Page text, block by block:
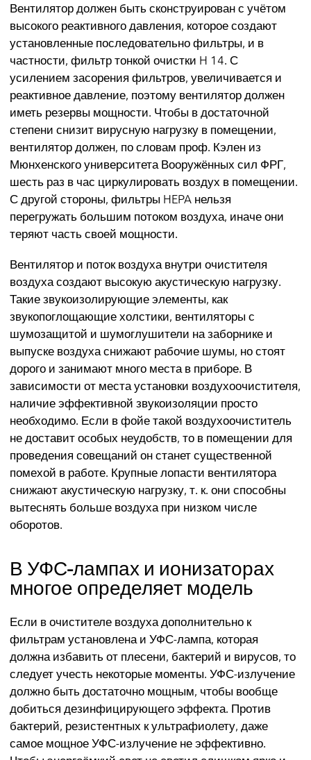
Вентилятор должен быть сконструирован с учётом
высокого реактивного давления, которое создают
установленные последовательно фильтры, и в
частности, фильтр тонкой очистки H 14. С
усилением засорения фильтров, увеличивается и
реактивное давление, поэтому вентилятор должен
иметь резервы мощности. Чтобы в достаточной
степени снизит вирусную нагрузку в помещении,
вентилятор должен, по словам проф. Кэлен из
Мюнхенского университета Вооружённых сил ФРГ,
шесть раз в час циркулировать воздух в помещении.
С другой стороны, фильтры HEPA нельзя
перегружать большим потоком воздуха, иначе они
теряют часть своей мощности.
Вентилятор и поток воздуха внутри очистителя
воздуха создают высокую акустическую нагрузку.
Такие звукоизолирующие элементы, как
звукопоглощающие холстики, вентиляторы с
шумозащитой и шумоглушители на заборнике и
выпуске воздуха снижают рабочие шумы, но стоят
дорого и занимают много места в приборе. В
зависимости от места установки воздухоочистителя,
наличие эффективной звукоизоляции просто
необходимо. Если в фойе такой воздухоочиститель
не доставит особых неудобств, то в помещении для
проведения совещаний он станет существенной
помехой в работе. Крупные лопасти вентилятора
снижают акустическую нагрузку, т. к. они способны
вытеснять больше воздуха при низком числе
оборотов.
В УФС-лампах и ионизаторах
многое определяет модель
Если в очистителе воздуха дополнительно к
фильтрам установлена и УФС-лампа, которая
должна избавить от плесени, бактерий и вирусов, то
следует учесть некоторые моменты. УФС-излучение
должно быть достаточно мощным, чтобы вообще
добиться дезинфицирующего эффекта. Против
бактерий, резистентных к ультрафиолету, даже
самое мощное УФС-излучение не эффективно.